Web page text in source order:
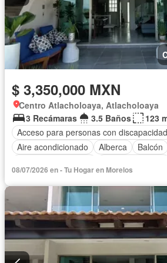
$ 3,350,000 MXN
Centro Atlacholoaya, Atlacholoaya
3 Recámaras
3.5 Baños
123
Acceso para personas con discapacidad
Aire acondicionado
Alberca
Balcón
Estacionamiento
Jardín
Recámara
Seguridad
Terraza Vista
Sin amueblar
08/07/2026 en - Tu Hogar en Morelos